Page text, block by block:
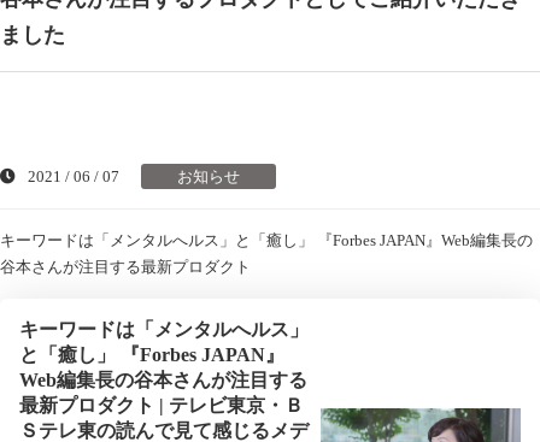
ました
2021 / 06 / 07 お知らせ
キーワードは「メンタルへルス」と「癒し」 『Forbes JAPAN』Web編集長の
谷本さんが注目する最新プロダクト
キーワードは「メンタルへルス」
と「癒し」 『Forbes JAPAN』
Web編集長の谷本さんが注目する
最新プロダクト | テレビ東京・Ｂ
Ｓテレ東の読んで見て感じるメデ